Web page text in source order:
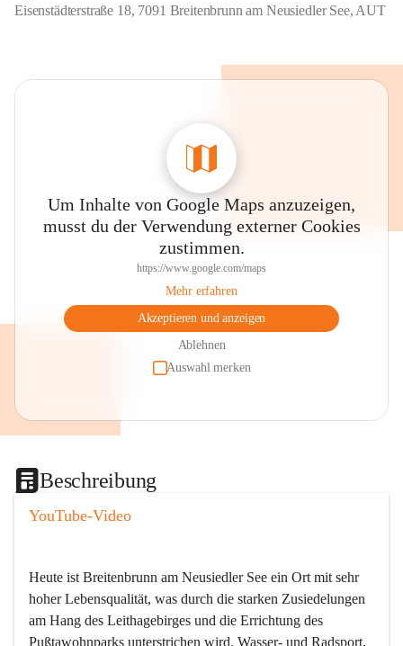
Eisenstädterstraße 18, 7091 Breitenbrunn am Neusiedler See, AUT
Um Inhalte von Google Maps anzuzeigen,
musst du der Verwendung externer Cookies
zustimmen.
https://www.google.com/maps
Mehr erfahren
Akzeptieren und anzeigen
Ablehnen
Auswahl merken
Beschreibung
YouTube-Video
Heute ist Breitenbrunn am Neusiedler See ein Ort mit sehr
hoher Lebensqualität, was durch die starken Zusiedelungen
am Hang des Leithagebirges und die Errichtung des
Pußtawohnparks unterstrichen wird. Wasser- und Radsport,